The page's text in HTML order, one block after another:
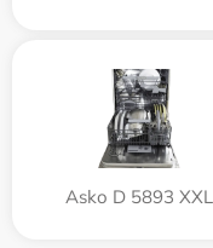
Asko D 5893 XXL